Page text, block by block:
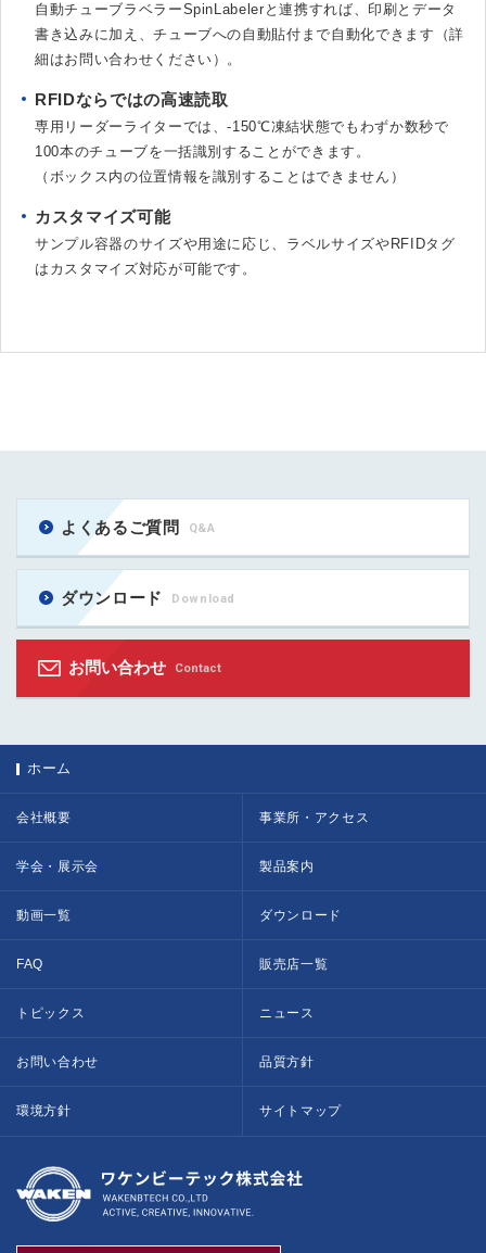
自動チューブラベラーSpinLabelerと連携すれば、印刷とデータ
書き込みに加え、チューブへの自動貼付まで自動化できます（詳
細はお問い合わせください）。
RFIDならではの高速読取
専用リーダーライターでは、-150℃凍結状態でもわずか数秒で
100本のチューブを一括識別することができます。
（ボックス内の位置情報を識別することはできません）
カスタマイズ可能
サンプル容器のサイズや用途に応じ、ラベルサイズやRFIDタグ
はカスタマイズ対応が可能です。
よくあるご質問 Q&A
ダウンロード Download
お問い合わせ Contact
ホーム
会社概要 事業所・アクセス
学会・展示会 製品案内
動画一覧 ダウンロード
FAQ 販売店一覧
トピックス ニュース
お問い合わせ 品質方針
環境方針 サイトマップ